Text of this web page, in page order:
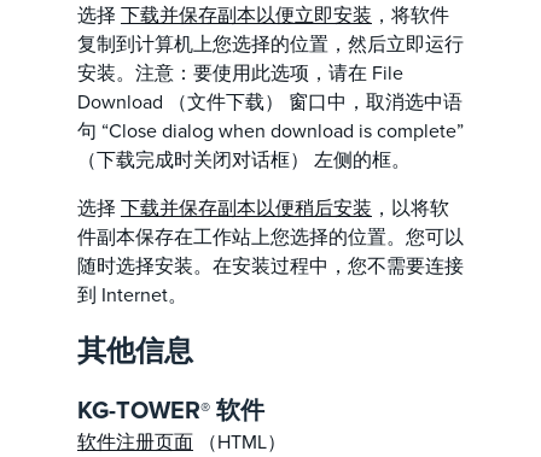
选择 下载并保存副本以便立即安装 ，将软件
复制到计算机上您选择的位置，然后立即运行
安装。注意：要使用此选项，请在 File
Download （文件下载） 窗口中，取消选中语
句 “Close dialog when download is complete”
（下载完成时关闭对话框） 左侧的框。
选择 下载并保存副本以便稍后安装 ，以将软
件副本保存在工作站上您选择的位置。您可以
随时选择安装。在安装过程中，您不需要连接
到 Internet。
其他信息
KG-TOWER® 软件
软件注册页面 （HTML）